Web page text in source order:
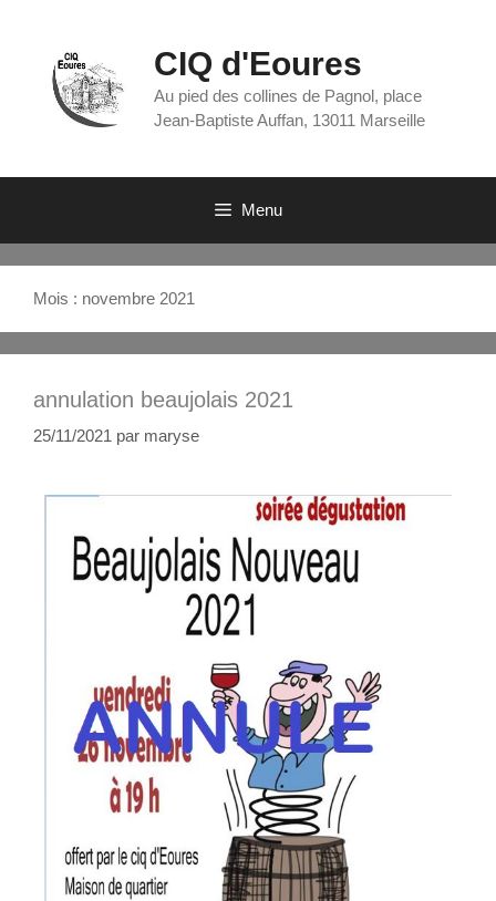
CIQ d'Eoures
Au pied des collines de Pagnol, place
Jean-Baptiste Auffan, 13011 Marseille
Menu
Mois : novembre 2021
annulation beaujolais 2021
25/11/2021 par maryse